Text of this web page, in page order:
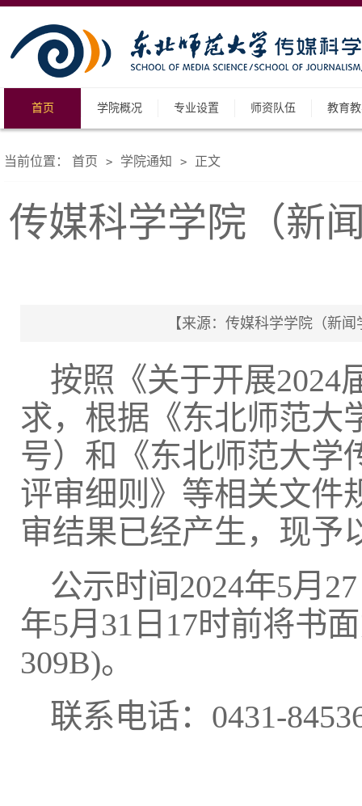
首页 学院概况 专业设置 师资队伍 教育
当前位置： 首页 > 学院通知 > 正文
传媒科学学院（新
【来源：传媒科学学院（新
按照《关于开展2024
求，根据《东北师范大
号）和《东北师范大学
评审细则》等相关文件
审结果已经产生，现予
公示时间2024年5月
年5月31日17时前将书
309B)。
联系电话：0431-